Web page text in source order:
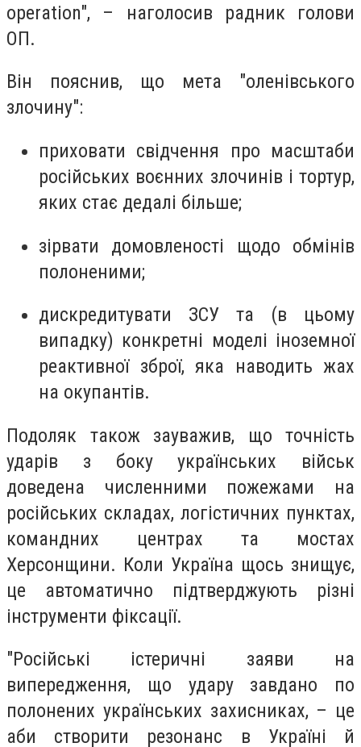
operation", – наголосив радник голови
ОП.
Він пояснив, що мета "оленівського
злочину":
приховати свідчення про масштаби
російських воєнних злочинів і тортур,
яких стає дедалі більше;
зірвати домовленості щодо обмінів
полоненими;
дискредитувати ЗСУ та (в цьому
випадку) конкретні моделі іноземної
реактивної зброї, яка наводить жах
на окупантів.
Подоляк також зауважив, що точність
ударів з боку українських військ
доведена численними пожежами на
російських складах, логістичних пунктах,
командних центрах та мостах
Херсонщини. Коли Україна щось знищує,
це автоматично підтверджують різні
інструменти фіксації.
"Російські істеричні заяви на
випередження, що удару завдано по
полонених українських захисниках, – це
аби створити резонанс в Україні й